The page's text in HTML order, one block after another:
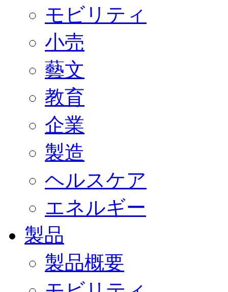
モビリティ
小売
藝文
教育
企業
製造
ヘルスケア
エネルギー
製品
製品概要